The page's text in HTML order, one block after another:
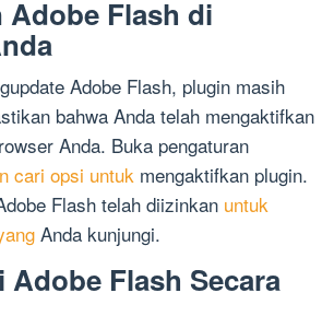
Flash di
Adobe Flash, plugin masih
bahwa Anda telah mengaktifkan
Anda. Buka pengaturan
cari opsi untuk mengaktifkan plugin.
Flash telah diizinkan untuk
Anda kunjungi.
Adobe Flash Secara